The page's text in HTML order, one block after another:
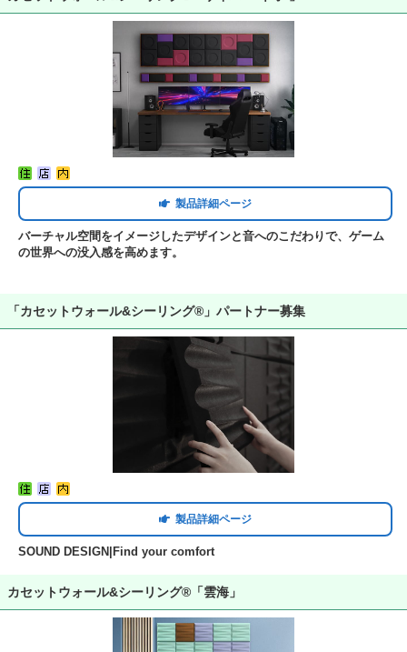
製品詳細ページ
バーチャル空間をイメージしたデザインと音へのこだわりで、ゲーム
の世界への没入感を高めます。
「カセットウォール&シーリング®」パートナー募集
製品詳細ページ
SOUND DESIGN|Find your comfort
カセットウォール&シーリング®「雲海」